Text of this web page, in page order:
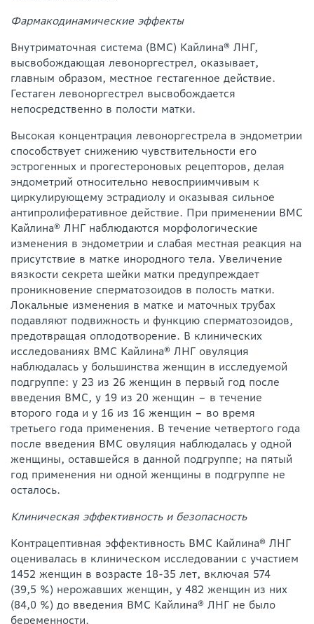
Фармакодинамические эффекты
Внутриматочная система (ВМС) Кайлина® ЛНГ,
высвобождающая левоноргестрел, оказывает,
главным образом, местное гестагенное действие.
Гестаген левоноргестрел высвобождается
непосредственно в полости матки.
Высокая концентрация левоноргестрела в эндометрии
способствует снижению чувствительности его
эстрогенных и прогестероновых рецепторов, делая
эндометрий относительно невосприимчивым к
циркулирующему эстрадиолу и оказывая сильное
антипролиферативное действие. При применении ВМС
Кайлина® ЛНГ наблюдаются морфологические
изменения в эндометрии и слабая местная реакция на
присутствие в матке инородного тела. Увеличение
вязкости секрета шейки матки предупреждает
проникновение сперматозоидов в полость матки.
Локальные изменения в матке и маточных трубах
подавляют подвижность и функцию сперматозоидов,
предотвращая оплодотворение. В клинических
исследованиях ВМС Кайлина® ЛНГ овуляция
наблюдалась у большинства женщин в исследуемой
подгруппе: у 23 из 26 женщин в первый год после
введения ВМС, у 19 из 20 женщин – в течение
второго года и у 16 из 16 женщин – во время
третьего года применения. В течение четвертого года
после введения ВМС овуляция наблюдалась у одной
женщины, оставшейся в данной подгруппе; на пятый
год применения ни одной женщины в подгруппе не
осталось.
Клиническая эффективность и безопасность
Контрацептивная эффективность ВМС Кайлина® ЛНГ
оценивалась в клиническом исследовании с участием
1452 женщин в возрасте 18-35 лет, включая 574
(39,5 %) нерожавших женщин, у 482 женщин из них
(84,0 %) до введения ВМС Кайлина® ЛНГ не было
беременности.